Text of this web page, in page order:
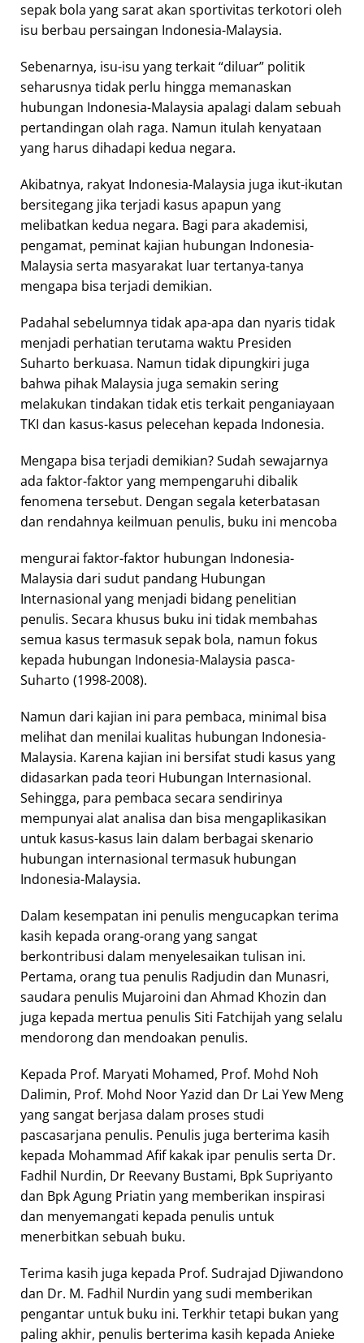
sepak bola yang sarat akan sportivitas terkotori oleh
isu berbau persaingan Indonesia-Malaysia.
Sebenarnya, isu-isu yang terkait “diluar” politik
seharusnya tidak perlu hingga memanaskan
hubungan Indonesia-Malaysia apalagi dalam sebuah
pertandingan olah raga. Namun itulah kenyataan
yang harus dihadapi kedua negara.
Akibatnya, rakyat Indonesia-Malaysia juga ikut-ikutan
bersitegang jika terjadi kasus apapun yang
melibatkan kedua negara. Bagi para akademisi,
pengamat, peminat kajian hubungan Indonesia-
Malaysia serta masyarakat luar tertanya-tanya
mengapa bisa terjadi demikian.
Padahal sebelumnya tidak apa-apa dan nyaris tidak
menjadi perhatian terutama waktu Presiden
Suharto berkuasa. Namun tidak dipungkiri juga
bahwa pihak Malaysia juga semakin sering
melakukan tindakan tidak etis terkait penganiayaan
TKI dan kasus-kasus pelecehan kepada Indonesia.
Mengapa bisa terjadi demikian? Sudah sewajarnya
ada faktor-faktor yang mempengaruhi dibalik
fenomena tersebut. Dengan segala keterbatasan
dan rendahnya keilmuan penulis, buku ini mencoba
mengurai faktor-faktor hubungan Indonesia-
Malaysia dari sudut pandang Hubungan
Internasional yang menjadi bidang penelitian
penulis. Secara khusus buku ini tidak membahas
semua kasus termasuk sepak bola, namun fokus
kepada hubungan Indonesia-Malaysia pasca-
Suharto (1998-2008).
Namun dari kajian ini para pembaca, minimal bisa
melihat dan menilai kualitas hubungan Indonesia-
Malaysia. Karena kajian ini bersifat studi kasus yang
didasarkan pada teori Hubungan Internasional.
Sehingga, para pembaca secara sendirinya
mempunyai alat analisa dan bisa mengaplikasikan
untuk kasus-kasus lain dalam berbagai skenario
hubungan internasional termasuk hubungan
Indonesia-Malaysia.
Dalam kesempatan ini penulis mengucapkan terima
kasih kepada orang-orang yang sangat
berkontribusi dalam menyelesaikan tulisan ini.
Pertama, orang tua penulis Radjudin dan Munasri,
saudara penulis Mujaroini dan Ahmad Khozin dan
juga kepada mertua penulis Siti Fatchijah yang selalu
mendorong dan mendoakan penulis.
Kepada Prof. Maryati Mohamed, Prof. Mohd Noh
Dalimin, Prof. Mohd Noor Yazid dan Dr Lai Yew Meng
yang sangat berjasa dalam proses studi
pascasarjana penulis. Penulis juga berterima kasih
kepada Mohammad Afif kakak ipar penulis serta Dr.
Fadhil Nurdin, Dr Reevany Bustami, Bpk Supriyanto
dan Bpk Agung Priatin yang memberikan inspirasi
dan menyemangati kepada penulis untuk
menerbitkan sebuah buku.
Terima kasih juga kepada Prof. Sudrajad Djiwandono
dan Dr. M. Fadhil Nurdin yang sudi memberikan
pengantar untuk buku ini. Terkhir tetapi bukan yang
paling akhir, penulis berterima kasih kepada Anieke